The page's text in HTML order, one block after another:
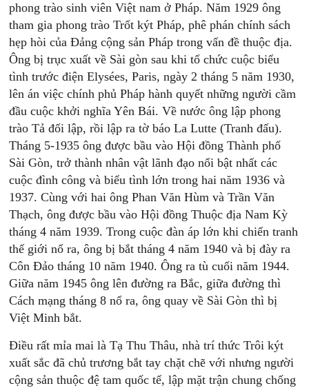
phong trào sinh viên Việt nam ở Pháp. Năm 1929 ông
tham gia phong trào Trốt kýt Pháp, phê phán chính sách
hẹp hòi của Đảng cộng sản Pháp trong vấn đề thuộc địa.
Ông bị trục xuất về Sài gòn sau khi tổ chức cuộc biểu
tình trước điện Elysées, Paris, ngày 2 tháng 5 năm 1930,
lên án việc chính phủ Pháp hành quyết những người cầm
đầu cuộc khởi nghĩa Yên Bái. Về nước ông lập phong
trào Tả đối lập, rồi lập ra tờ báo La Lutte (Tranh đấu).
Tháng 5-1935 ông được bầu vào Hội đồng Thành phố
Sài Gòn, trở thành nhân vật lãnh đạo nổi bật nhất các
cuộc đình công và biểu tình lớn trong hai năm 1936 và
1937. Cùng với hai ông Phan Văn Hùm và Trần Văn
Thạch, ông được bầu vào Hội đồng Thuộc địa Nam Kỳ
tháng 4 năm 1939. Trong cuộc đàn áp lớn khi chiến tranh
thế giới nổ ra, ông bị bắt tháng 4 năm 1940 và bị đày ra
Côn Đảo tháng 10 năm 1940. Ông ra tù cuối năm 1944.
Giữa năm 1945 ông lên đường ra Bắc, giữa đường thì
Cách mạng tháng 8 nổ ra, ông quay về Sài Gòn thì bị
Việt Minh bắt.
Điều rất mỉa mai là Tạ Thu Thâu, nhà trí thức Trôi kýt
xuất sắc đã chủ trương bắt tay chặt chẽ với nhưng người
cộng sản thuộc đệ tam quốc tế, lập mặt trận chung chống